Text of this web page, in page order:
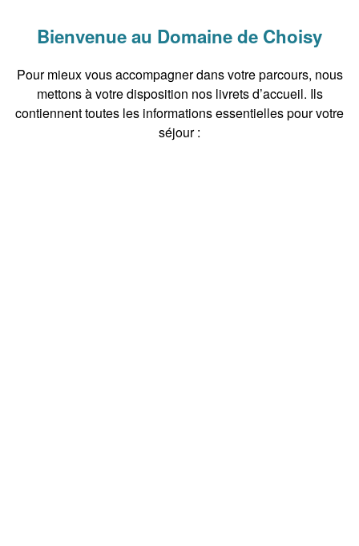
Bienvenue au Domaine de Choisy
Pour mieux vous accompagner dans votre parcours, nous
mettons à votre disposition nos livrets d’accueil. Ils
contiennent toutes les informations essentielles pour votre
séjour :